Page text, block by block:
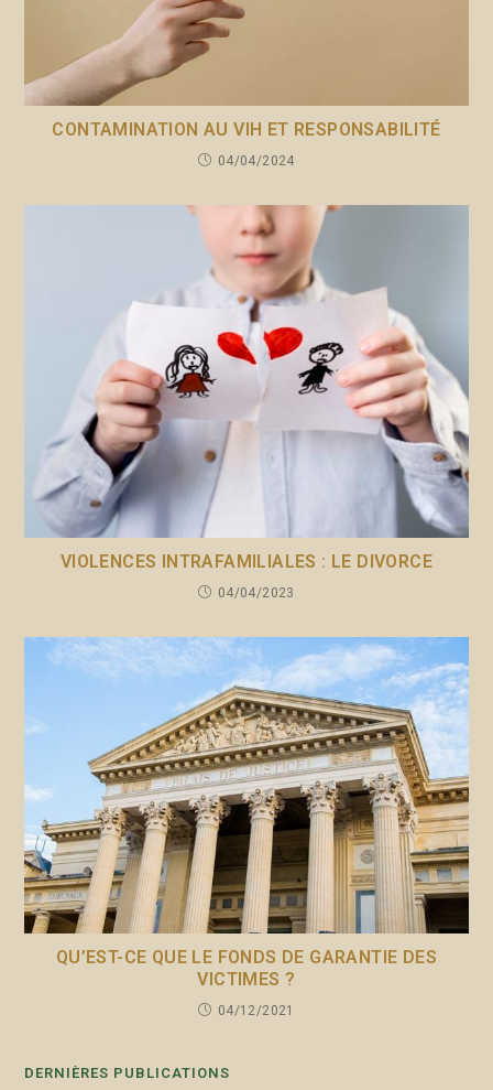
CONTAMINATION AU VIH ET RESPONSABILITÉ
04/04/2024
VIOLENCES INTRAFAMILIALES : LE DIVORCE
04/04/2023
QU’EST-CE QUE LE FONDS DE GARANTIE DES
VICTIMES ?
04/12/2021
DERNIÈRES PUBLICATIONS